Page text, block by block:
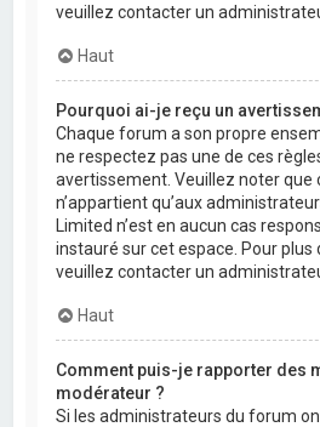
veuillez contacter un
Haut
Pourquoi ai-je reçu un
Chaque forum a son propre
ne respectez pas une de ces
avertissement. Veuillez noter que
n’appartient qu’aux
Limited n’est en aucun cas
instauré sur cet espace. Pour plus
veuillez contacter un
Haut
Comment puis-je rapporter des
modérateur ?
Si les administrateurs du forum